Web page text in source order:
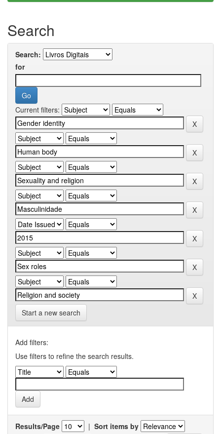
Search
Search:
for
Current filters:
Start a new search
Add filters:
Use filters to refine the search results.
Results/Page | Sort items by